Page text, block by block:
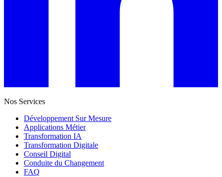
Nos Services
Développement Sur Mesure
Applications Métier
Transformation IA
Transformation Digitale
Conseil Digital
Conduite du Changement
FAQ